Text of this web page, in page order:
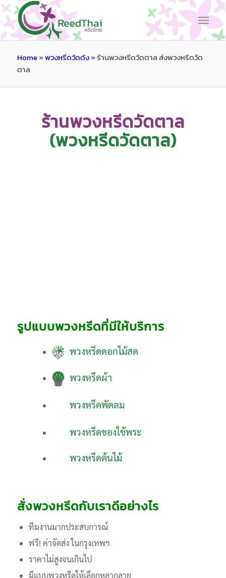
Home»พวงหรีดวัดดัง»ร้านพวงหรีดวัดตาล ส่งพวงหรีดวัด
ตาล
ร้านพวงหรีดวัดตาล
(พวงหรีดวัดตาล)
รูปแบบพวงหรีดที่มีให้บริการ
พวงหรีดดอกไม้สด
พวงหรีดผ้า
พวงหรีดพัดลม
พวงหรีดของใช้พระ
พวงหรีดต้นไม้
สั่งพวงหรีดกับเราดีอย่างไร
ทีมงานมากประสบการณ์
ฟรี! ค่าจัดส่ง ในกรุงเทพฯ
ราคาไม่สูงจนเกินไป
มีแบบพวงหรีดให้เลือกหลากลาย